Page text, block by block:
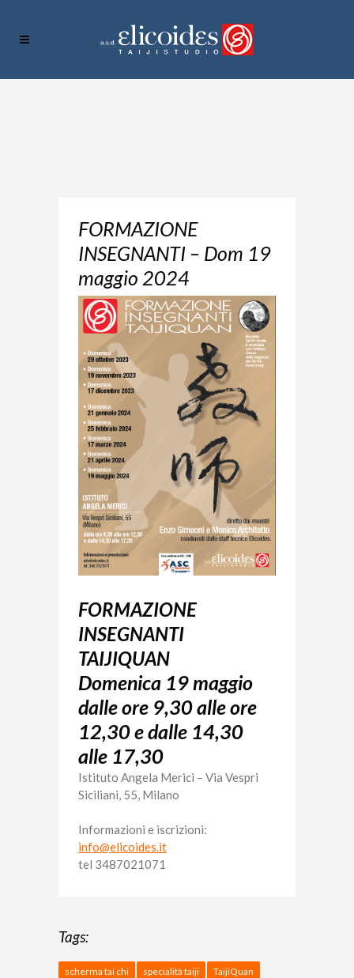
FORMAZIONE
INSEGNANTI – Dom 19
maggio 2024
FORMAZIONE
INSEGNANTI
TAIJIQUAN
Domenica 19 maggio
dalle ore 9,30 alle ore
12,30 e dalle 14,30
alle 17,30
Istituto Angela Merici – Via Vespri
Siciliani, 55, Milano
Informazioni e iscrizioni:
info@elicoides.it
tel 3487021071
Tags:
scherma tai chi specialità taiji TaijiQuan